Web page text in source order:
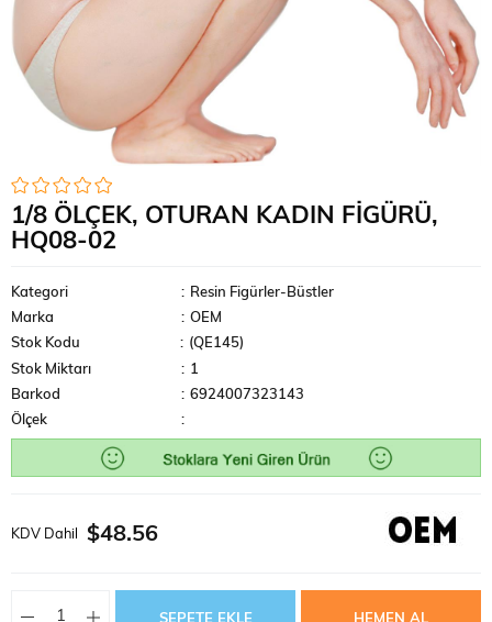
1/8 ÖLÇEK, OTURAN KADIN FIGÜRÜ,
HQ08-02
Kategori : Resin Figürler-Büstler
Marka
: OEM
Stok Kodu
(QE145)
Stok Miktarı
: 1
Barkod
: 6924007323143
Ölçek
:
KDV Dahil $48.56